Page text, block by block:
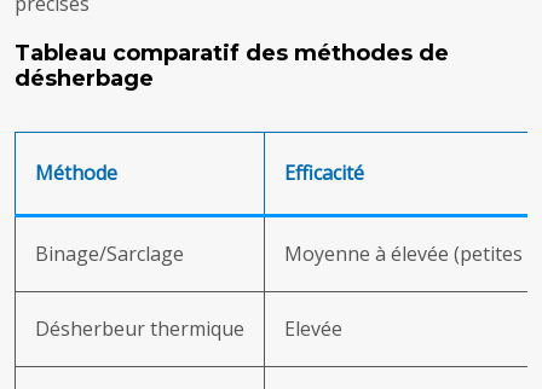
Tableau comparatif des méthodes de
désherbage
Méthode Efficacité
Binage/Sarclage Moyenne à élevée (petites
Désherbeur thermique Elevée